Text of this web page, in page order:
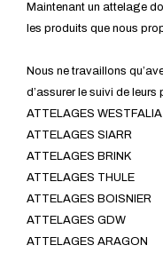
Maintenant un attelage
les produits que nous
Nous ne travaillons
d’assurer le suivi de leurs
ATTELAGES WESTFALIA
ATTELAGES SIARR
ATTELAGES BRINK
ATTELAGES THULE
ATTELAGES BOISNIER
ATTELAGES GDW
ATTELAGES ARAGON